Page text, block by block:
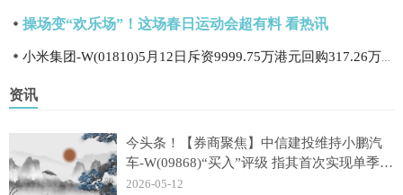
操场变“欢乐场”！这场春日运动会超有料 看热讯
资讯
今头条！【券商聚焦】中信建投维持小鹏汽
车-W(09868)“买入”评级 指其首次实现单季盈
利
2026-05-12